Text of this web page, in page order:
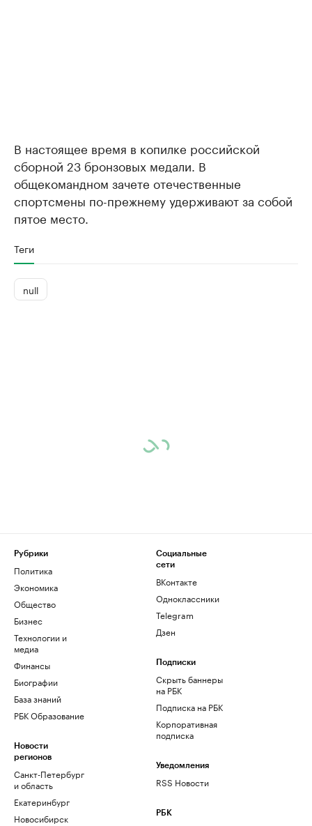
В настоящее время в копилке российской
сборной 23 бронзовых медали. В
общекомандном зачете отечественные
спортсмены по-прежнему удерживают за собой
пятое место.
Теги
null
Рубрики
Политика
Экономика
Общество
Бизнес
Технологии и
медиа
Финансы
Биографии
База знаний
РБК Образование
Новости
регионов
Санкт-Петербург
и область
Екатеринбург
Новосибирск
Социальные
сети
ВКонтакте
Одноклассники
Telegram
Дзен
Подписки
Скрыть баннеры
на РБК
Подписка на РБК
Корпоративная
подписка
Уведомления
RSS Новости
РБК